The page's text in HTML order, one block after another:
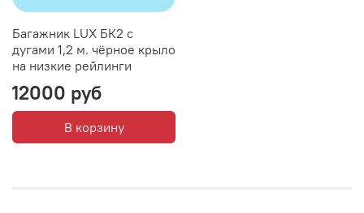
Багажник LUX БК2 с
дугами 1,2 м. чёрное крыло
на низкие рейлинги
12000 руб
В корзину